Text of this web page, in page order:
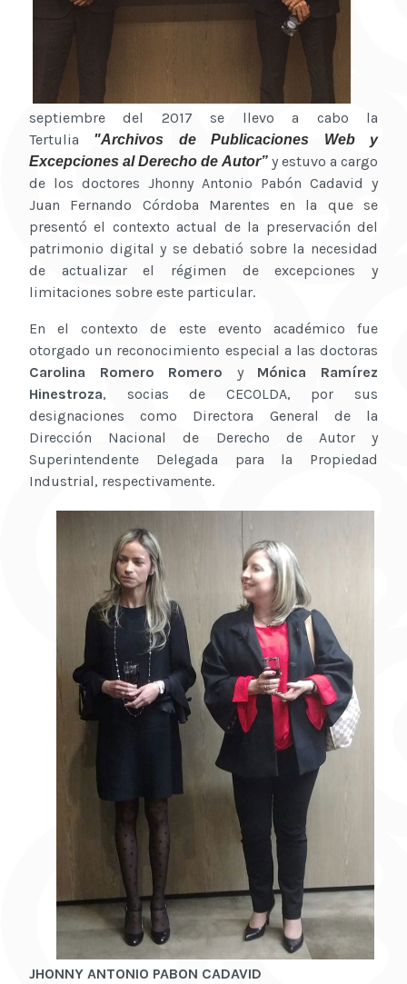
septiembre del 2017 se llevo a cabo la
Tertulia "Archivos de Publicaciones Web y
Excepciones al Derecho de Autor”y estuvo a cargo
de los doctores Jhonny Antonio Pabón Cadavid y
Juan Fernando Córdoba Marentes en la que se
presentó el contexto actual de la preservación del
patrimonio digital y se debatió sobre la necesidad
de actualizar el régimen de excepciones y
limitaciones sobre este particular.
En el contexto de este evento académico fue
otorgado un reconocimiento especial a las doctoras
Carolina Romero Romero y Mónica Ramírez
Hinestroza, socias de CECOLDA, por sus
designaciones como Directora General de la
Dirección Nacional de Derecho de Autor y
Superintendente Delegada para la Propiedad
Industrial, respectivamente.
JHONNY ANTONIO PABON CADAVID